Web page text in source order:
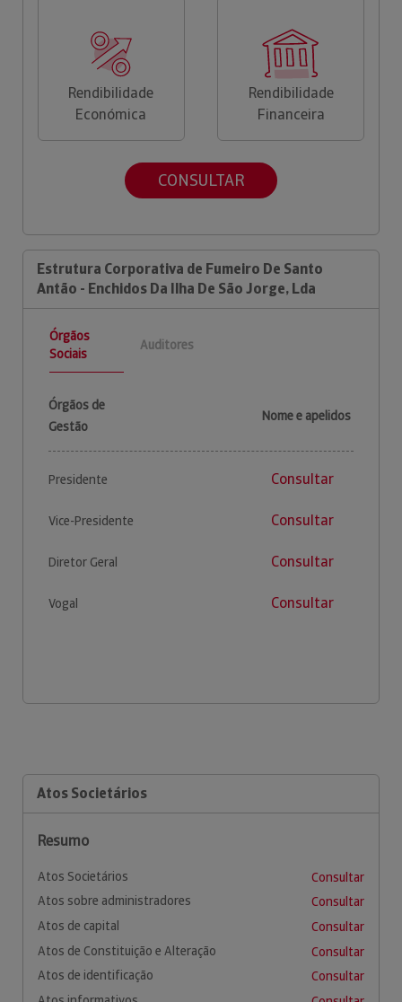
Rendibilidade
Económica
Rendibilidade
Financeira
CONSULTAR
Estrutura Corporativa de Fumeiro De Santo
Antão - Enchidos Da Ilha De São Jorge, Lda
Órgãos
Sociais
Auditores
Órgãos de
Gestão
Nome e apelidos
Presidente Consultar
Vice-Presidente Consultar
Diretor Geral Consultar
Vogal Consultar
Atos Societários
Resumo
Atos Societários
Consultar
Atos sobre administradores
Consultar
Atos de capital
Consultar
Atos de Constituição e Alteração
Consultar
Atos de identificação
Consultar